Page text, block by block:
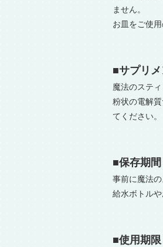
ません。
お皿をご使
■サプリ
魔法のステ
粉状の電解
てください。
■保存期間
事前に魔法
給水ボトル
■使用期限